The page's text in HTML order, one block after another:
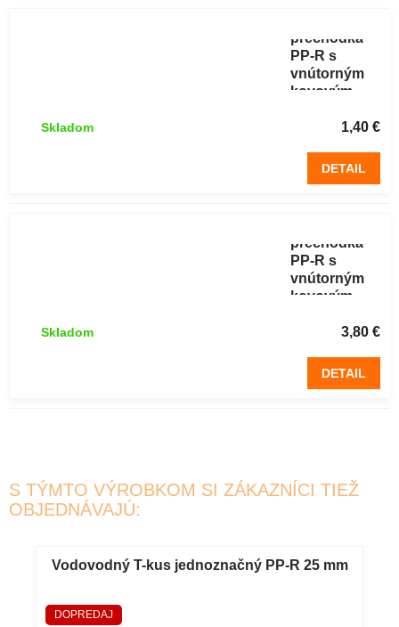
prechodka
PP-R s
vnútorným
kovovým
1,40 €
Skladom
DETAIL
prechodka
PP-R s
vnútorným
kovovým
3,80 €
Skladom
DETAIL
S TÝMTO VÝROBKOM SI ZÁKAZNÍCI TIEŽ
OBJEDNÁVAJÚ:
Vodovodný T-kus jednoznačný PP-R 25 mm
DOPREDAJ